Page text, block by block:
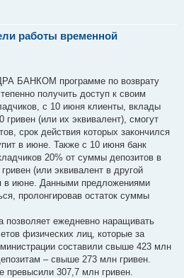
работы временной
БАНКОМ программе по возврату
получить доступ к своим
с 10 июня клиенты, вклады
(или их эквивалент), смогут
срок действия которых закончился
в июне. Также с 10 июня банк
20% от суммы депозитов в
(или эквивалент в другой
в июне. Данными предложениями
пролонгировав остаток суммы
позволяет ежедневно наращивать
физических лиц, которые за
составили свыше 423 млн
– свыше 273 млн гривен.
превысили 307,7 млн гривен.